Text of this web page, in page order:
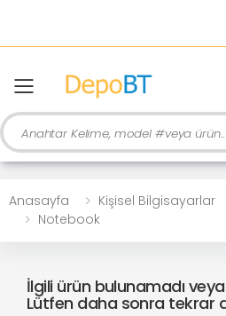
menu
Ara
Anasayfa Kişisel Bilgisayarlar
Notebook
İlgili ürün bulunamadı
Lütfen daha sonra tekrar